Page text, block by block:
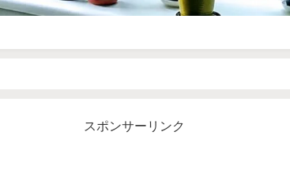
スポンサーリンク